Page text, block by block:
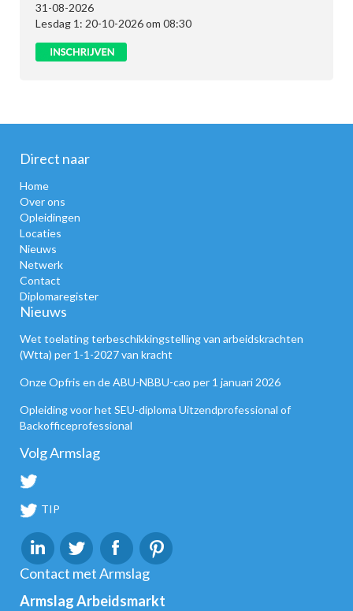
31-08-2026
Lesdag 1: 20-10-2026 om 08:30
Direct naar
Home
Over ons
Opleidingen
Locaties
Nieuws
Netwerk
Contact
Diplomaregister
Nieuws
Wet toelating terbeschikkingstelling van arbeidskrachten
(Wtta) per 1-1-2027 van kracht
Onze Opfris en de ABU-NBBU-cao per 1 januari 2026
Opleiding voor het SEU-diploma Uitzendprofessional of
Backofficeprofessional
Volg Armslag
TIP
Contact met Armslag
Armslag Arbeidsmarkt